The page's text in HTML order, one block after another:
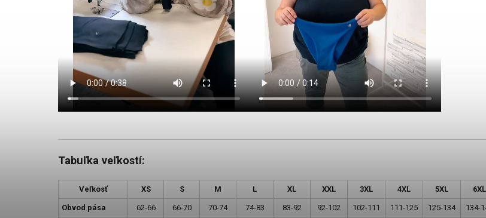
Tabuľka veľkostí:
Veľkosť XS S M L XL XXL 3XL 4XL 5XL 6XL
Obvod pása 62-66 66-70 70-74 74-83 83-92 92-102 102-111 111-125 125-134 134-